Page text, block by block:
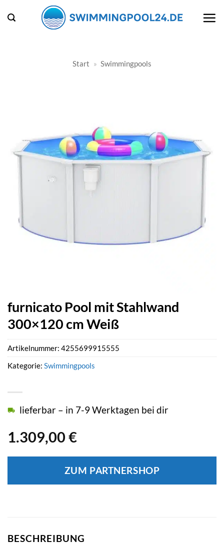
Inhalt
Start » Swimmingpools
furnicato Pool mit Stahlwand
300×120 cm Weiß
1.309,00 €
lieferbar – in 7-9 Werktagen bei dir
ZUM PARTNERSHOP
Artikelnummer: 4255699915555
Kategorie: Swimmingpools
BESCHREIBUNG